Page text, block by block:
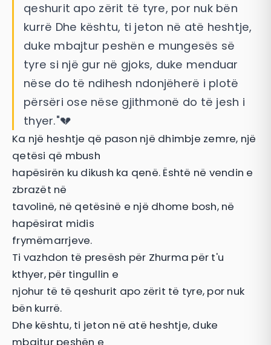
qeshurit apo zërit të tyre, por nuk bën
kurrë Dhe kështu, ti jeton në atë heshtje,
duke mbajtur peshën e mungesës së
tyre si një gur në gjoks, duke menduar
nëse do të ndihesh ndonjëherë i plotë
përsëri ose nëse gjithmonë do të jesh i
thyer."💔
Ka një heshtje që pason një dhimbje zemre, një
qetësi që mbush
hapësirën ku dikush ka qenë. Është në vendin e
zbrazët në
tavolinë, në qetësinë e një dhome bosh, në
hapësirat midis
frymëmarrjeve.
Ti vazhdon të presësh për Zhurma për t'u
kthyer, për tingullin e
njohur të të qeshurit apo zërit të tyre, por nuk
bën kurrë.
Dhe kështu, ti jeton në atë heshtje, duke
mbajtur peshën e